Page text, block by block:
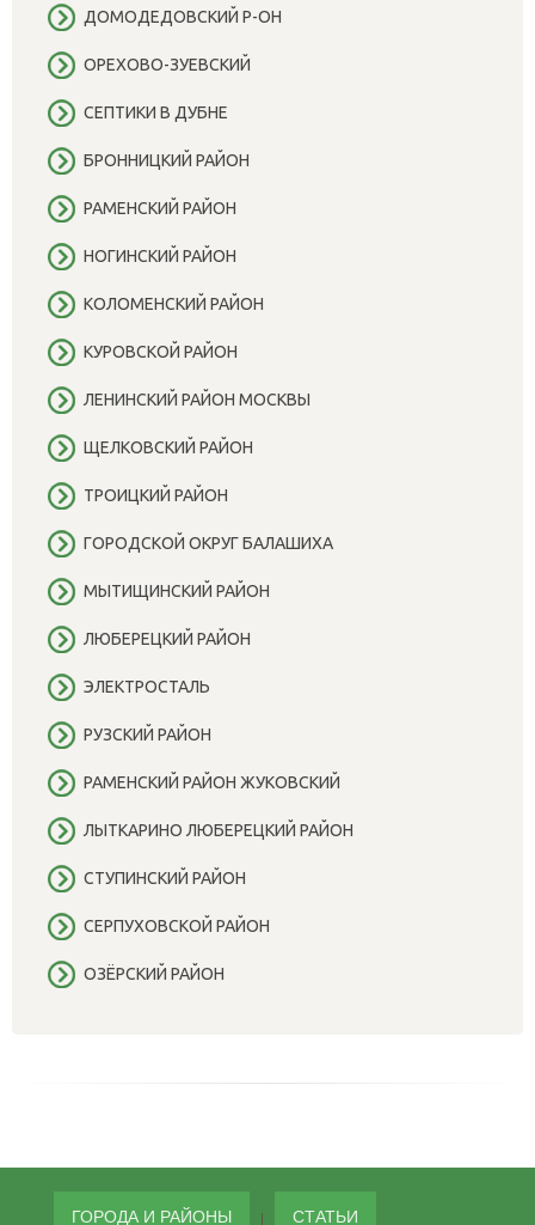
ДОМОДЕДОВСКИЙ Р-ОН
ОРЕХОВО-ЗУЕВСКИЙ
СЕПТИКИ В ДУБНЕ
БРОННИЦКИЙ РАЙОН
РАМЕНСКИЙ РАЙОН
НОГИНСКИЙ РАЙОН
КОЛОМЕНСКИЙ РАЙОН
КУРОВСКОЙ РАЙОН
ЛЕНИНСКИЙ РАЙОН МОСКВЫ
ЩЕЛКОВСКИЙ РАЙОН
ТРОИЦКИЙ РАЙОН
ГОРОДСКОЙ ОКРУГ БАЛАШИХА
МЫТИЩИНСКИЙ РАЙОН
ЛЮБЕРЕЦКИЙ РАЙОН
ЭЛЕКТРОСТАЛЬ
РУЗСКИЙ РАЙОН
РАМЕНСКИЙ РАЙОН ЖУКОВСКИЙ
ЛЫТКАРИНО ЛЮБЕРЕЦКИЙ РАЙОН
СТУПИНСКИЙ РАЙОН
СЕРПУХОВСКОЙ РАЙОН
ОЗЁРСКИЙ РАЙОН
ГОРОДА И РАЙОНЫ СТАТЬИ